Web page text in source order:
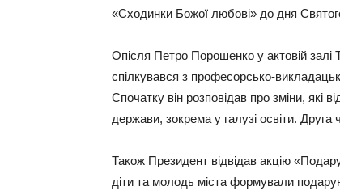
«Сходинки Божої любові» до дня
Опісля Петро Порошенко у актовій залі
спілкувався з професорсько-
Спочатку він розповідав про зміни, які
держави, зокрема у галузі освіти. Друга
Також Президент відвідав акцію
діти та молодь міста формували